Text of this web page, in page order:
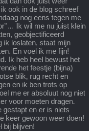
ook in de blog schreef
nog eens tegen me
Ik wil me nu juist klein
geobjectificeerd
ik loslaten, staat mijn
En voel ik me fijn!
Ik heb heel bewust het
het feestje (bijna)
blik, rug recht en
en ik ben trots op
me er absoluut nog niet
voor moeten dragen.
gestapt en er is niets
keer gewoon weer doen!
bij blijven!